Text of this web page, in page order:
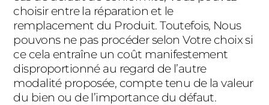
choisir entre la réparation et le
remplacement du Produit. Toutefois, Nous
pouvons ne pas procéder selon Votre choix si
ce cela entraîne un coût manifestement
disproportionné au regard de l’autre
modalité proposée, compte tenu de la valeur
du bien ou de l’importance du défaut.